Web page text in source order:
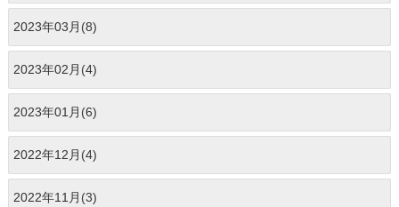
2023年03月(8)
2023年02月(4)
2023年01月(6)
2022年12月(4)
2022年11月(3)